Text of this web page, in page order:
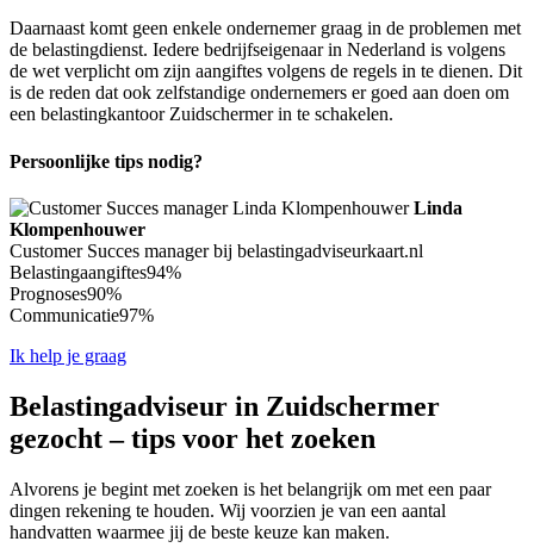
Daarnaast komt geen enkele ondernemer graag in de problemen met
de belastingdienst. Iedere bedrijfseigenaar in Nederland is volgens
de wet verplicht om zijn aangiftes volgens de regels in te dienen. Dit
is de reden dat ook zelfstandige ondernemers er goed aan doen om
een belastingkantoor Zuidschermer in te schakelen.
Persoonlijke tips nodig?
Linda
Klompenhouwer
Customer Succes manager bij belastingadviseurkaart.nl
Belastingaangiftes94%
Prognoses90%
Communicatie97%
Ik help je graag
Belastingadviseur in Zuidschermer
gezocht – tips voor het zoeken
Alvorens je begint met zoeken is het belangrijk om met een paar
dingen rekening te houden. Wij voorzien je van een aantal
handvatten waarmee jij de beste keuze kan maken.